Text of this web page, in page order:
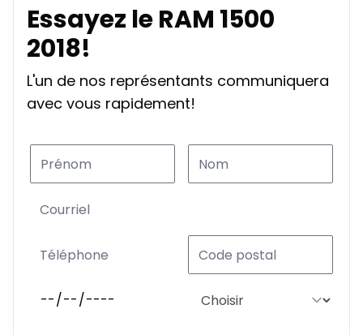
Essayez le RAM 1500
2018!
L'un de nos représentants communiquera
avec vous rapidement!